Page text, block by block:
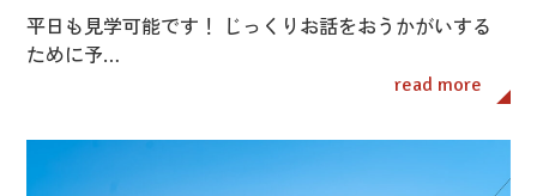
平日も見学可能です！ じっくりお話をおうかがいする
ために予…
read more